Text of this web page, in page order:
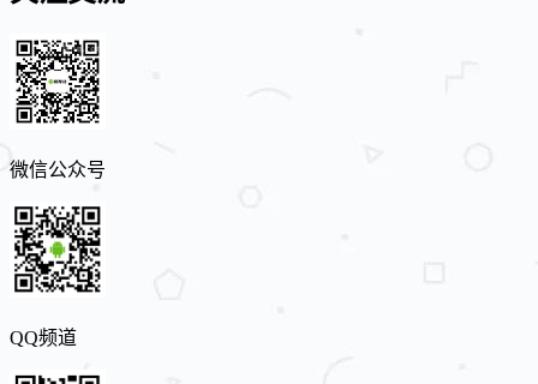
微信公众号
QQ频道